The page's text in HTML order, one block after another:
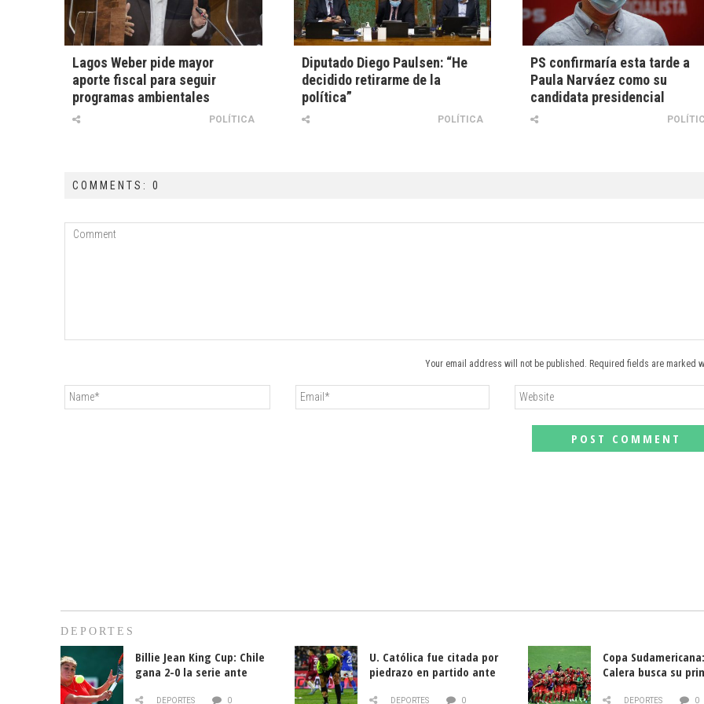
Lagos Weber pide mayor
aporte fiscal para seguir
programas ambientales
POLÍTICA
Diputado Diego Paulsen: “He
decidido retirarme de la
política”
POLÍTICA
PS confirmaría esta tarde a
Paula Narváez como su
candidata presidencial
COMMENTS: 0
Your email address will not be published. Required fields are marked
DEPORTES
Billie Jean King Cup: Chile
gana 2-0 la serie ante
DEPORTES 0
U. Católica fue citada por
piedrazo en partido ante
DEPORTES 0
Copa
Calera busca su
DEPORTES 0